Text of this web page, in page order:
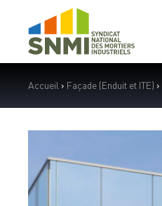
Accueil › Façade (Enduit et ITE) ›
Cookies management panel